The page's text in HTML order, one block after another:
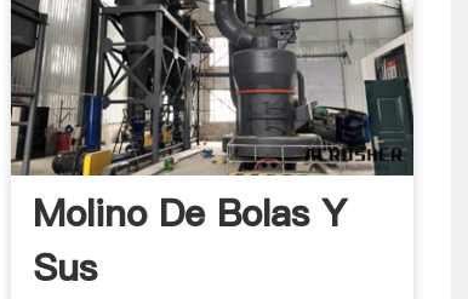
Molino De Bolas Y
Sus